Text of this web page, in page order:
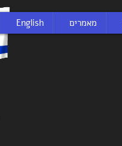
מאמרים English